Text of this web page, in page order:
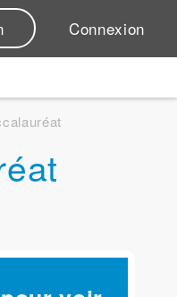
Connexion